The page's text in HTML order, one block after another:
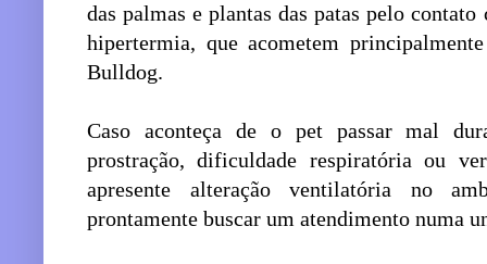
das palmas e plantas das patas pelo
hipertermia, que acometem
Bulldog.
Caso aconteça de o pet passar mal
prostração, dificuldade respiratória ou
apresente alteração ventilatória no
prontamente buscar um atendimento numa